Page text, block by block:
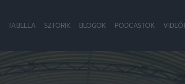
TABELLA SZTORIK BLOGOK PODCASTOK